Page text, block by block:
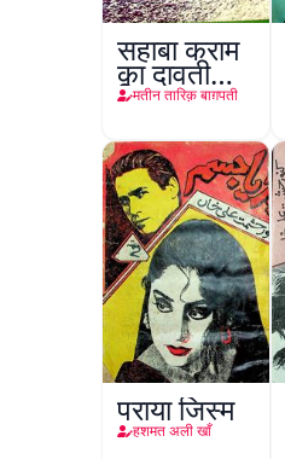
सहाबा कराम
का दावती
किरदार
मतीन तारिक़ बाग़पती
पराया जिस्म
हशमत अली खाँ